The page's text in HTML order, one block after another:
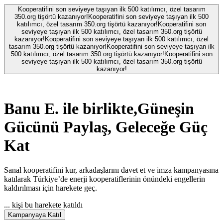
Kooperatifini son seviyeye taşıyan ilk 500 katılımcı, özel tasarım
350.org tişörtü kazanıyor! Kooperatifini son seviyeye taşıyan ilk 500
katılımcı, özel tasarım 350.org tişörtü kazanıyor! Kooperatifini son
seviyeye taşıyan ilk 500 katılımcı, özel tasarım 350.org tişörtü
kazanıyor! Kooperatifini son seviyeye taşıyan ilk 500 katılımcı, özel
tasarım 350.org tişörtü kazanıyor! Kooperatifini son seviyeye taşıyan ilk
500 katılımcı, özel tasarım 350.org tişörtü kazanıyor! Kooperatifini son
seviyeye taşıyan ilk 500 katılımcı, özel tasarım 350.org tişörtü
kazanıyor!
Banu E. ile birlikte,Güneşin
Gücünü Paylaş, Geleceğe Güç
Kat
Sanal kooperatifini kur, arkadaşlarını davet et ve imza kampanyasına
katılarak Türkiye’de enerji kooperatiflerinin önündeki engellerin
kaldırılması için harekete geç.
... kişi bu harekete katıldı
Kampanyaya Katıl